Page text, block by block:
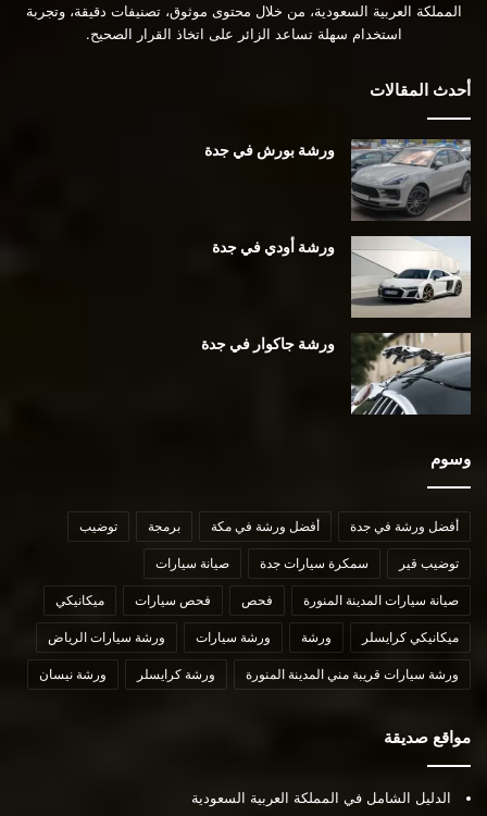
المملكة العربية السعودية، من خلال محتوى موثوق، تصنيفات دقيقة، وتجربة
استخدام سهلة تساعد الزائر على اتخاذ القرار الصحيح.
أحدث المقالات
ورشة بورش في جدة
ورشة أودي في جدة
ورشة جاكوار في جدة
وسوم
أفضل ورشة في جدة أفضل ورشة في مكة برمجة توضيب
توضيب قير سمكرة سيارات جدة صيانة سيارات
صيانة سيارات المدينة المنورة فحص فحص سيارات ميكانيكي
ميكانيكي كرايسلر ورشة ورشة سيارات ورشة سيارات الرياض
ورشة سيارات قريبة مني المدينة المنورة ورشة كرايسلر ورشة نيسان
مواقع صديقة
الدليل الشامل في المملكة العربية السعودية